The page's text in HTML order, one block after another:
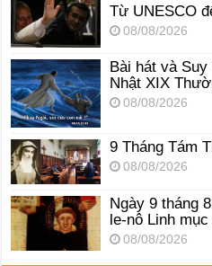
Từ UNESCO
08/08/2026
Bài hát và Suy
Nhật XIX
08/08/2026
9 Tháng Tám
08/08/2026
Ngày 9 tháng
le-nô Linh
08/08/2026